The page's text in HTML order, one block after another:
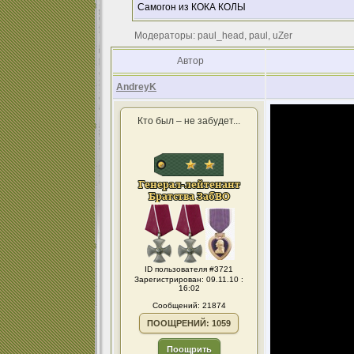
Самогон из КОКА КОЛЫ
Модераторы: paul_head, paul, uZer
Автор
AndreyK
Кто был – не забудет...
ID пользователя #3721
Зарегистрирован: 09.11.10 :
16:02
Сообщений: 21874
ПООЩРЕНИЙ: 1059
Поощрить